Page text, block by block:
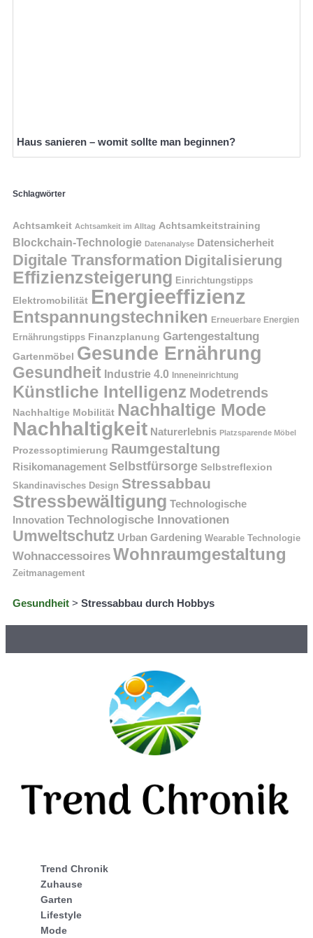
Haus sanieren – womit sollte man beginnen?
Schlagwörter
Achtsamkeit Achtsamkeit im Alltag Achtsamkeitstraining
Blockchain-Technologie Datenanalyse Datensicherheit
Digitale Transformation Digitalisierung
Effizienzsteigerung Einrichtungstipps
Elektromobilität Energieeffizienz
Entspannungstechniken Erneuerbare Energien
Ernährungstipps Finanzplanung Gartengestaltung
Gartenmöbel Gesunde Ernährung
Gesundheit Industrie 4.0 Inneneinrichtung
Künstliche Intelligenz Modetrends
Nachhaltige Mobilität Nachhaltige Mode
Nachhaltigkeit Naturerlebnis Platzsparende Möbel
Prozessoptimierung Raumgestaltung
Risikomanagement Selbstfürsorge Selbstreflexion
Skandinavisches Design Stressabbau
Stressbewältigung Technologische
Innovation Technologische Innovationen
Umweltschutz Urban Gardening Wearable Technologie
Wohnaccessoires Wohnraumgestaltung
Zeitmanagement
Gesundheit > Stressabbau durch Hobbys
Trend Chronik
Zuhause
Garten
Lifestyle
Mode